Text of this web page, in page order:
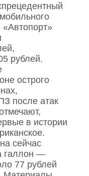
«Автопорт»
рублей.
острого
после атак
в истории
сейчас
галлон —
77 рублей